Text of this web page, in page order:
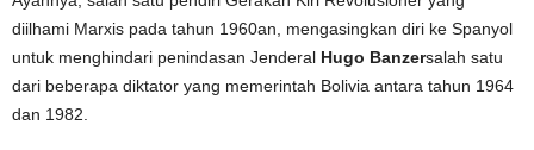
diilhami Marxis pada tahun 1960an, mengasingkan diri ke Spanyol
untuk menghindari penindasan Jenderal Hugo Banzersalah satu
dari beberapa diktator yang memerintah Bolivia antara tahun 1964
dan 1982.